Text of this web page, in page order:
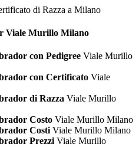
Viale Murillo Milano
con Pedigree Viale Murillo
con Certificato Viale
di Razza Viale Murillo
Costo Viale Murillo Milano
Costi Viale Murillo Milano
Prezzi Viale Murillo